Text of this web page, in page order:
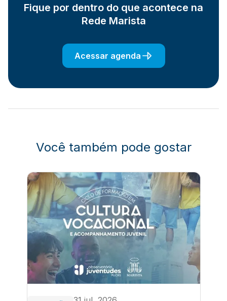
Fique por dentro do que acontece na
Rede Marista
Acessar agenda
Você também pode gostar